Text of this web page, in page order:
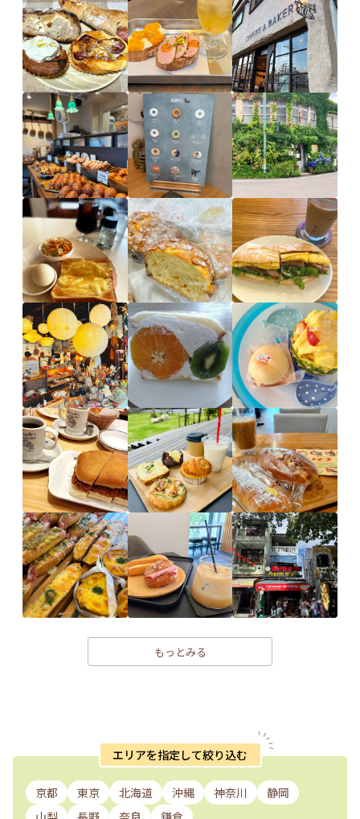
もっとみる
エリアを指定して絞り込む
京都 東京 北海道 沖縄 神奈川
静岡